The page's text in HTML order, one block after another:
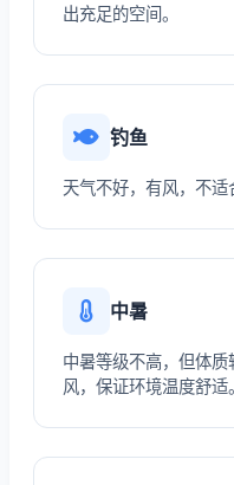
出充足的空间。
钓鱼
天气不好，有风，不适
中暑
中暑等级不高，但体
风，保证环境温度舒适。